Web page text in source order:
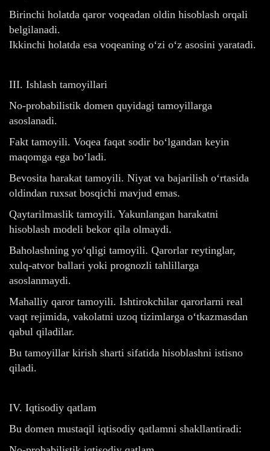
Birinchi holatda qaror voqeadan oldin hisoblash orqali
belgilanadi.
Ikkinchi holatda esa voqeaning o‘zi o‘z asosini yaratadi.
III. Ishlash tamoyillari
No-probabilistik domen quyidagi tamoyillarga
asoslanadi.
Fakt tamoyili. Voqea faqat sodir bo‘lgandan keyin
maqomga ega bo‘ladi.
Bevosita harakat tamoyili. Niyat va bajarilish o‘rtasida
oldindan ruxsat bosqichi mavjud emas.
Qaytarilmaslik tamoyili. Yakunlangan harakatni
hisoblash modeli bekor qila olmaydi.
Baholashning yo‘qligi tamoyili. Qarorlar reytinglar,
xulq-atvor ballari yoki prognozli tahlillarga
asoslanmaydi.
Mahalliy qaror tamoyili. Ishtirokchilar qarorlarni real
vaqt rejimida, vakolatni uzoq tizimlarga o‘tkazmasdan
qabul qiladilar.
Bu tamoyillar kirish sharti sifatida hisoblashni istisno
qiladi.
IV. Iqtisodiy qatlam
Bu domen mustaqil iqtisodiy qatlamni shakllantiradi: